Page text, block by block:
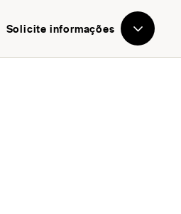
Solicite informações